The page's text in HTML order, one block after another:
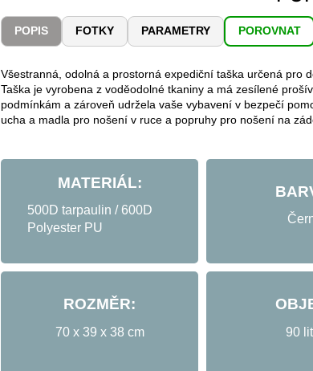
POPIS FOTKY PARAMETRY POROVNAT
Všestranná, odolná a prostorná expediční taška určená pro
Taška je vyrobena z voděodolné tkaniny a má zesílené
podmínkám a zároveň udržela vaše vybavení v bezpečí
ucha a madla pro nošení v ruce a popruhy pro nošení na
MATERIÁL:
500D tarpaulin / 600D
Polyester PU
ROZMĚR:
70 x 39 x 38 cm 90